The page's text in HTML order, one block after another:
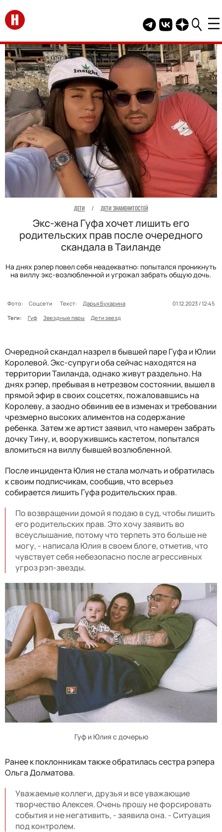
Перейти на главную
Telegram канал
Группа HELLO
Канал
ДЕТИ / ДЕТИ ЗНАМЕНИТОСТЕЙ
Экс-жена Гуфа хочет лишить его
родительских прав после очередного
скандала в Таиланде
На днях рэпер повел себя неадекватно: попытался проникнуть
на виллу экс-возлюбленной и угрожал забрать общую дочь.
Фото: Соцсети Текст: Дарья Бухарина
01.12.2023 / 12:45
Теги:
Гуф Звездные пары Дети звезд
Очередной скандал назрел в бывшей паре Гуфа и Юлии
Королевой. Экс-супруги оба сейчас находятся на
территории Таиланда, однако живут раздельно. На
днях рэпер, пребывая в нетрезвом состоянии, вышел в
прямой эфир в своих соцсетях, пожаловавшись на
Королеву, а заодно обвинив ее в изменах и требовании
чрезмерно высоких алиментов на содержание
ребенка. Затем же артист заявил, что намерен забрать
дочку Тину, и, вооружившись кастетом, попытался
вломиться на виллу бывшей возлюбленной.
После инцидента Юлия не стала молчать и обратилась
к своим подписчикам, сообщив, что всерьез
собирается лишить Гуфа родительских прав.
По возвращении домой я подаю в суд, чтобы лишить
его родительских прав. Это хочу заявить во
всеуслышание, потому что терпеть это больше не
могу, - написала Юлия в своем блоге, отметив, что
чувствует себя небезопасно после агрессивных
угроз рэп-звезды.
Гуф и Юлия с дочерью
Ранее к поклонникам также обратилась сестра рэпера
Ольга Долматова.
Уважаемые коллеги, друзья и все уважающие
творчество Алексея. Очень прошу не форсировать
события и не негативить, - заявила она. - Ситуация
под контролем.